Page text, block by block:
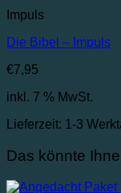
Impuls
Die Bibel – Impuls
€7,95
inkl. 7 % MwSt.
Lieferzeit: 1-3
Das könnte